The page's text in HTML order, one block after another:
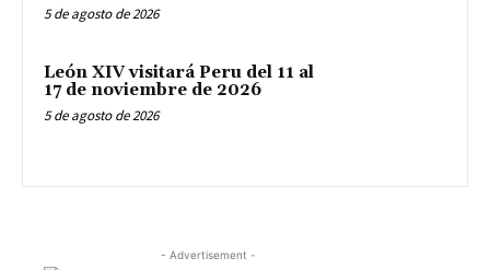
5 de agosto de 2026
León XIV visitará Peru del 11 al
17 de noviembre de 2026
5 de agosto de 2026
- Advertisement -